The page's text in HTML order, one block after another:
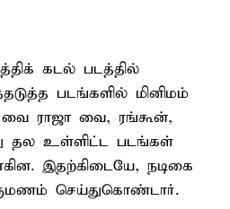
கடல் படத்தில்
படங்களில் மினிமம்
ராஜா வை, ரங்கூன்,
தல உள்ளிட்ட படங்கள்
இதற்கிடையே, நடிகை
செய்துகொண்டார்.